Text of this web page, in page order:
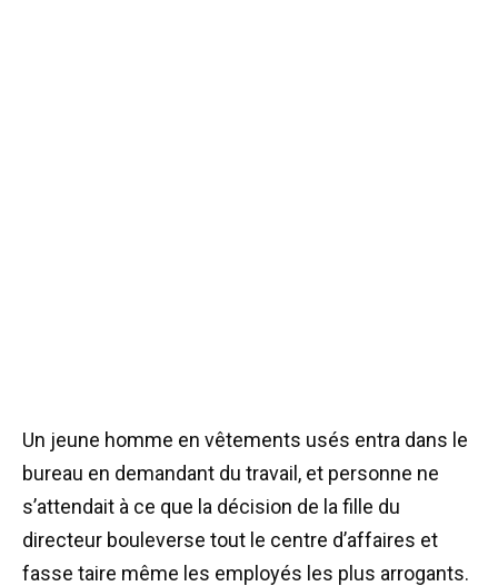
Un jeune homme en vêtements usés entra dans le
bureau en demandant du travail, et personne ne
s’attendait à ce que la décision de la fille du
directeur bouleverse tout le centre d’affaires et
fasse taire même les employés les plus arrogants.